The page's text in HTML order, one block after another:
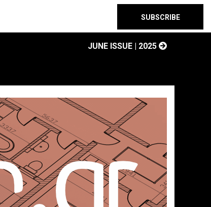
SUBSCRIBE
JUNE ISSUE | 2025